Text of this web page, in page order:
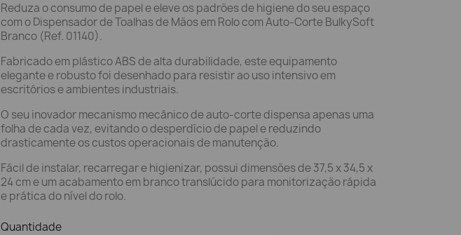
Reduza o consumo de papel e eleve os padrões de higiene do seu espaço
com o Dispensador de Toalhas de Mãos em Rolo com Auto-Corte BulkySoft
Branco (Ref. 01140).
Fabricado em plástico ABS de alta durabilidade, este equipamento
elegante e robusto foi desenhado para resistir ao uso intensivo em
escritórios e ambientes industriais.
O seu inovador mecanismo mecânico de auto-corte dispensa apenas uma
folha de cada vez, evitando o desperdício de papel e reduzindo
drasticamente os custos operacionais de manutenção.
Fácil de instalar, recarregar e higienizar, possui dimensões de 37,5 x 34,5 x
24 cm e um acabamento em branco translúcido para monitorização rápida
e prática do nível do rolo.
Quantidade